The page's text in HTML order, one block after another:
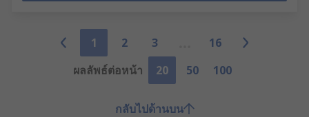
1 2 3
16
ผลลัพธ์ต่อหน้า
20 50 100
กลับไปด้านบน